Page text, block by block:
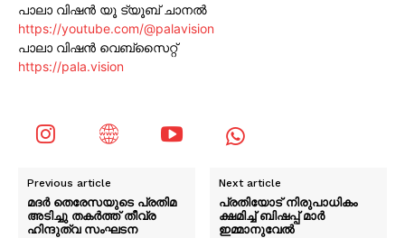
പാലാ വിഷൻ യൂ ട്യൂബ് ചാനൽ
https://youtube.com/@palavision
പാലാ വിഷൻ വെബ്സൈറ്റ്
https://pala.vision
Previous article
മദർ തെരേസയുടെ പ്രതിമ
അടിച്ചു തകർത്ത് തീവ്ര
ഹിന്ദുത്വ സംഘടന
Next article
പ്രതിയോട് നിരുപാധികം
ക്ഷമിച്ച് ബിഷപ്പ് മാര്‍
ഇമ്മാനുവേല്‍